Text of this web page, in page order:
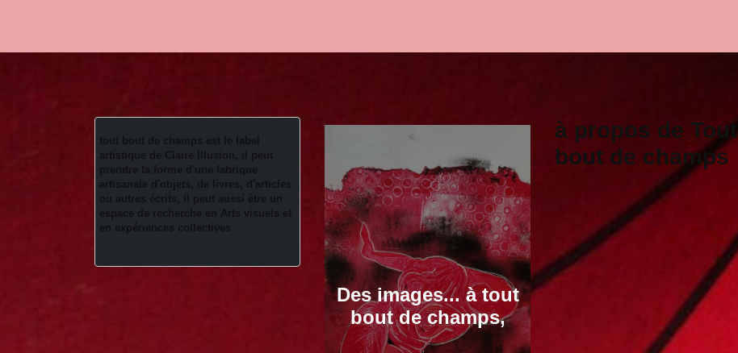
tout bout de champs est le label
artistique de Claire Illusion, il peut
prendre la forme d'une fabrique
artisanale d'objets, de livres, d'articles
ou autres écrits, il peut aussi être un
espace de recherche en Arts visuels et
en expériences collectives
Des images... à tout
bout de champs,
à propos de Tout
bout de champs